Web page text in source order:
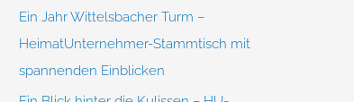
Ein Jahr Wittelsbacher Turm –
HeimatUnternehmer-Stammtisch mit
spannenden Einblicken